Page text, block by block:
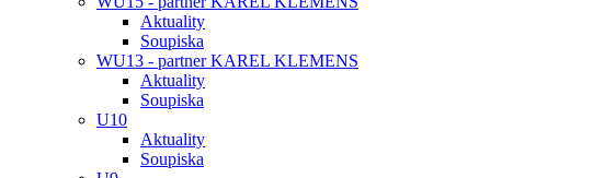
Aktuality
Soupiska
WU13 - partner KAREL KLEMENS
Aktuality
Soupiska
U10
Aktuality
Soupiska